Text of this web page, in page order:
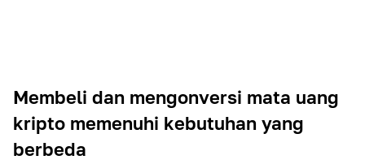
Membeli dan mengonversi mata uang
kripto memenuhi kebutuhan yang
berbeda